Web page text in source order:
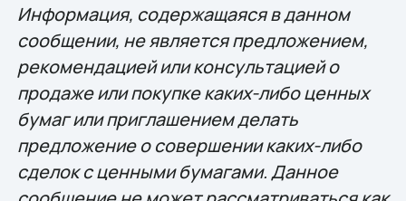
Информация, содержащаяся в данном
сообщении, не является предложением,
рекомендацией или консультацией о
продаже или покупке каких-либо ценных
бумаг или приглашением делать
предложение о совершении каких-либо
сделок с ценными бумагами. Данное